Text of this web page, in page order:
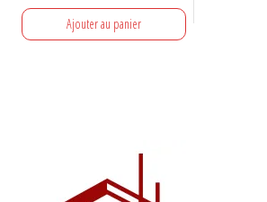
Ajouter au panier